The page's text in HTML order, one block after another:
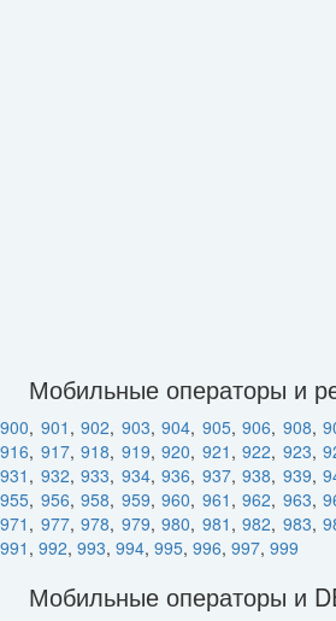
Мобильные операторы и
900, 901 , 902, 903, 904, 905, 906, 908,
916, 917, 918, 919, 920, 921 , 922, 923,
931 , 932, 933, 934, 936, 937, 938, 939,
955, 956, 958, 959, 960, 961 , 962, 963,
971 , 977, 978, 979, 980, 981 , 982, 983,
991 , 992, 993, 994, 995, 996, 997, 999
Мобильные операторы и